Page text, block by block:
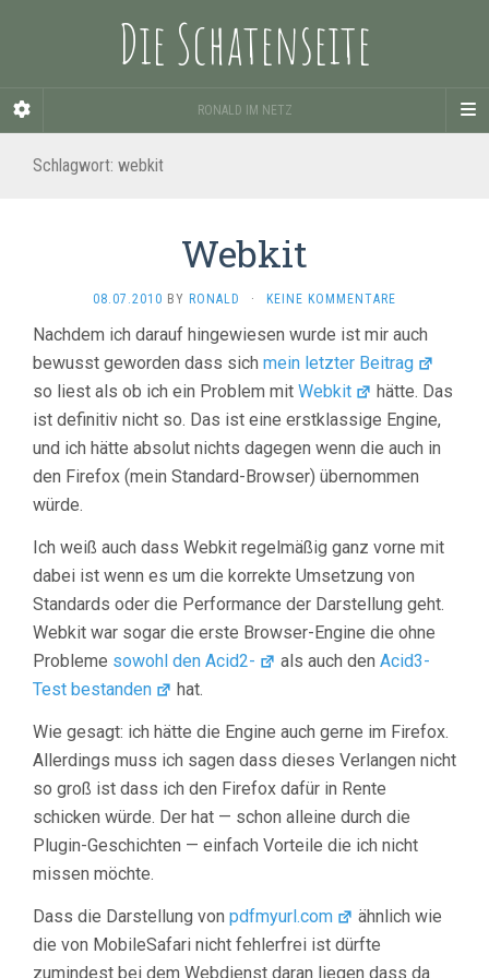
Die Schatenseite
RONALD IM NETZ
Schlagwort: webkit
Webkit
08.07.2010 BY RONALD · KEINE KOMMENTARE
Nachdem ich darauf hingewiesen wurde ist mir auch
bewusst geworden dass sich mein letzter Beitrag
so liest als ob ich ein Problem mit Webkit
hätte. Das
ist definitiv nicht so. Das ist eine erstklassige Engine,
und ich hätte absolut nichts dagegen wenn die auch in
den Firefox (mein Standard-Browser) übernommen
würde.
Ich weiß auch dass Webkit regelmäßig ganz vorne mit
dabei ist wenn es um die korrekte Umsetzung von
Standards oder die Performance der Darstellung geht.
Webkit war sogar die erste Browser-Engine die ohne
Probleme sowohl den Acid2- als auch denAcid3-
Test bestanden
hat.
Wie gesagt: ich hätte die Engine auch gerne im Firefox.
Allerdings muss ich sagen dass dieses Verlangen nicht
so groß ist dass ich den Firefox dafür in Rente
schicken würde. Der hat — schon alleine durch die
Plugin-Geschichten — einfach Vorteile die ich nicht
missen möchte.
Dass die Darstellung von pdfmyurl.com
ähnlich wie
die von MobileSafari nicht fehlerfrei ist dürfte
zumindest bei dem Webdienst daran liegen dass da